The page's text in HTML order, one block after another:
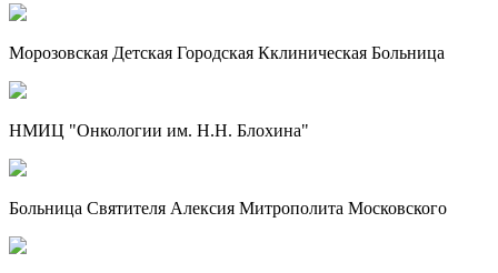
Морозовская Детская Городская Кклиническая Больница
НМИЦ "Онкологии им. Н.Н. Блохина"
Больница Святителя Алексия Митрополита Московского